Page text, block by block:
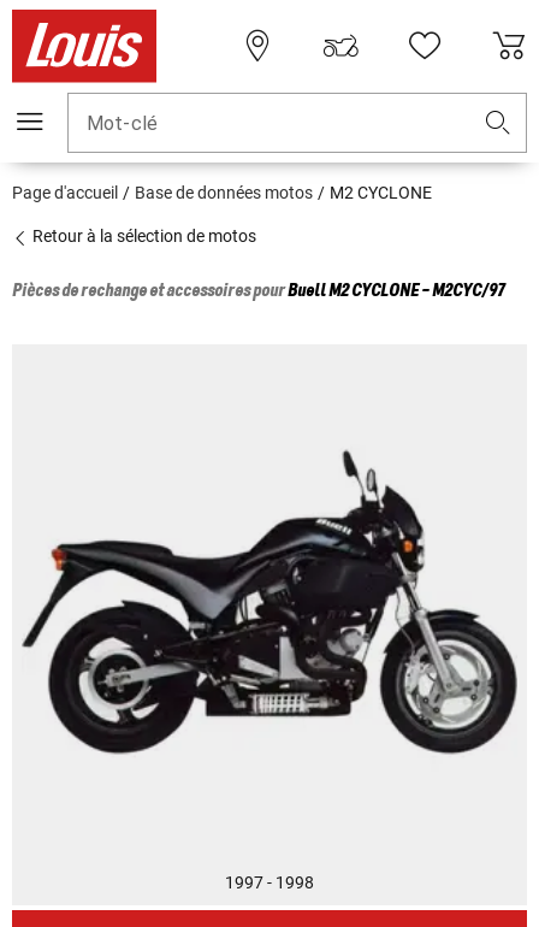
Mot-clé
Page d'accueil Base de données motos M2 CYCLONE
Retour à la sélection de motos
Pièces de rechange et accessoires pourBuellM2 CYCLONE - M2CYC/97
1997 - 1998